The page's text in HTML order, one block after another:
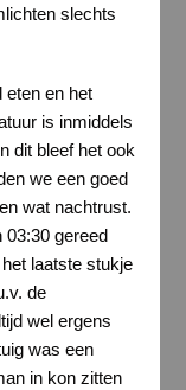
slechts
eten en het
is inmiddels
dit bleef het ook
we een goed
wat nachtrust.
03:30 gereed
laatste stukje
de
wel ergens
was een
in kon zitten